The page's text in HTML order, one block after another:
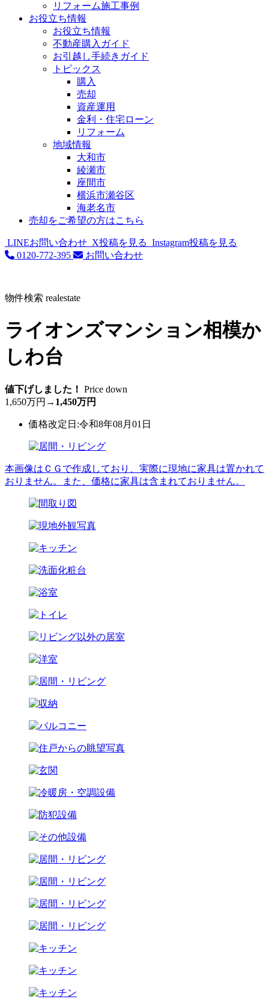
リフォーム施工事例
お役立ち情報
お役立ち情報
不動産購入ガイド
お引越し手続きガイド
トピックス
購入
売却
資産運用
金利・住宅ローン
リフォーム
地域情報
大和市
綾瀬市
座間市
横浜市瀬谷区
海老名市
売却をご希望の方はこちら
LINEお問い合わせ X投稿を見る Instagram投稿を見る
0120-772-395
お問い合わせ
物件検索 realestate
ライオンズマンション相模か
しわ台
値下げしました！ Price down
1,650万円 → 1,450万円
価格改定日:令和8年08月01日
本画像はＣＧで作成しており、実際に現地に家具は置かれて
おりません。また、価格に家具は含まれておりません。